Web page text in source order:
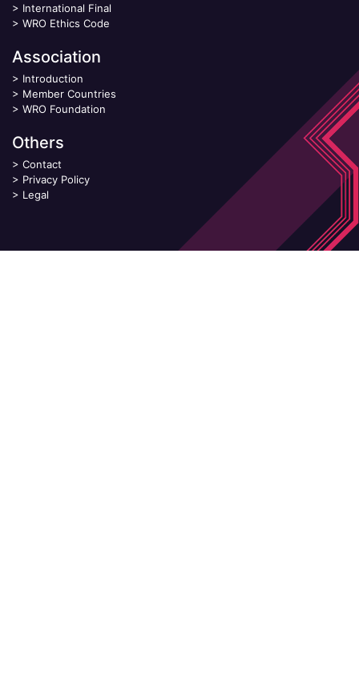
> International Final
> WRO Ethics Code
Association
> Introduction
> Member Countries
> WRO Foundation
Others
> Contact
> Privacy Policy
> Legal